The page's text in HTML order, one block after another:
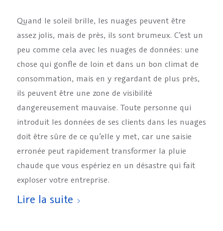
Quand le soleil brille, les nuages peuvent être
assez jolis, mais de près, ils sont brumeux. C’est un
peu comme cela avec les nuages de données: une
chose qui gonfle de loin et dans un bon climat de
consommation, mais en y regardant de plus près,
ils peuvent être une zone de visibilité
dangereusement mauvaise. Toute personne qui
introduit les données de ses clients dans les nuages
doit être sûre de ce qu’elle y met, car une saisie
erronée peut rapidement transformer la pluie
chaude que vous espériez en un désastre qui fait
exploser votre entreprise.
Lire la suite